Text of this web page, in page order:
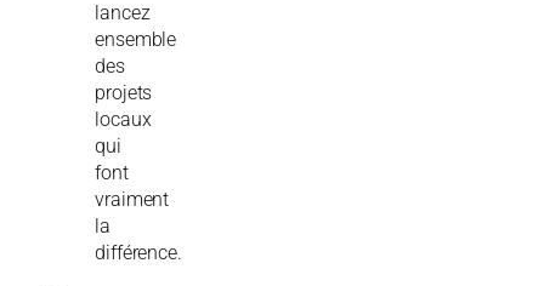
lancez
ensemble
des
projets
locaux
qui
font
vraiment
la
différence.